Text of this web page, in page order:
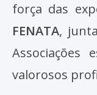
força das
FENATA,
Associações
valorosos